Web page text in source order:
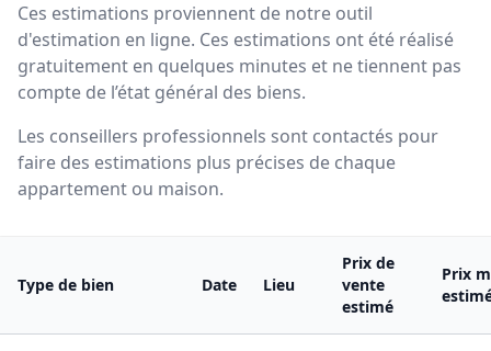
Ces estimations proviennent de notre outil
d'estimation en ligne. Ces estimations ont été réalisé
gratuitement en quelques minutes et ne tiennent pas
compte de l’état général des biens.
Les conseillers professionnels sont contactés pour
faire des estimations plus précises de chaque
appartement ou maison.
Type de bien Date Lieu
Prix de
vente
estimé
Prix